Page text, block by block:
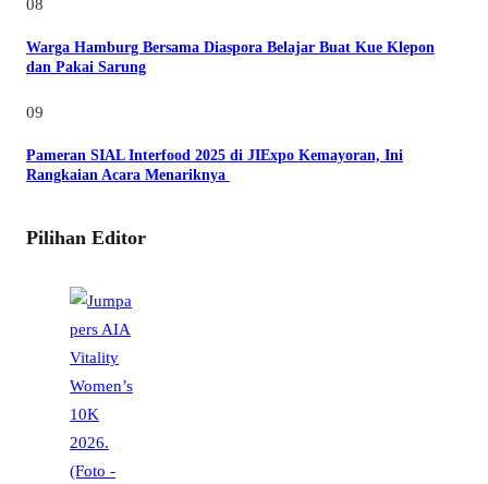
Warga Hamburg Bersama Diaspora Belajar Buat Kue Klepon
dan Pakai Sarung
09
Pameran SIAL Interfood 2025 di JIExpo Kemayoran, Ini
Rangkaian Acara Menariknya
Pilihan Editor